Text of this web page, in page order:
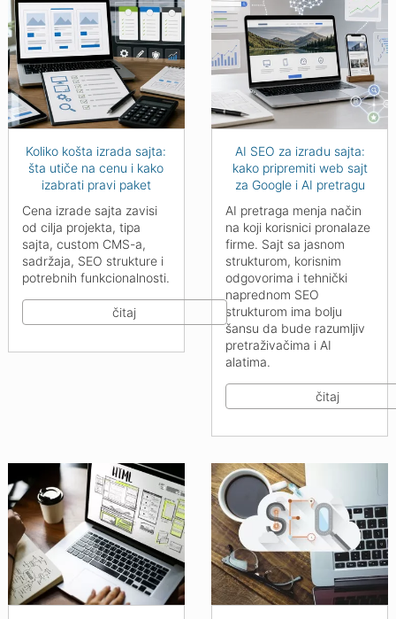
Koliko košta izrada sajta:
šta utiče na cenu i kako
izabrati pravi paket
Cena izrade sajta zavisi
od cilja projekta, tipa
sajta, custom CMS-a,
sadržaja, SEO strukture i
potrebnih funkcionalnosti.
čitaj
AI SEO za izradu sajta:
kako pripremiti web sajt
za Google i AI pretragu
AI pretraga menja način
na koji korisnici pronalaze
firme. Sajt sa jasnom
strukturom, korisnim
odgovorima i tehnički
naprednom SEO
strukturom ima bolju
šansu da bude razumljiv
pretraživačima i AI
alatima.
čitaj